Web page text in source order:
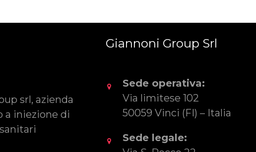
srl, azienda
a iniezione di
Giannoni Group Srl
Sede operativa:
Via limitese 102
50059 Vinci (FI) – Italia
Sede legale: